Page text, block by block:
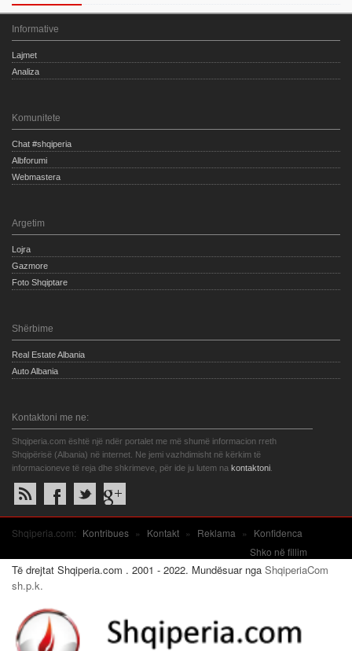
Informative
Lajmet
Analiza
Komunitete
Chat #shqiperia
Albforumi
Webmastera
Argetim
Lojra
Gazmore
Foto Shqiptare
Shërbime
Real Estate Albania
Auto Albania
Kontaktoni me ne:
Shqiperia.com është një ndër portalet me më shumë informacion rreth
Shqipërisë (Albania) në internet. Ne jemi vazhdimisht në kërkim të
informacioneve të reja dhe shkrimeve, për ide ju lutem na kontaktoni.
Shqiperia.com: Kontribues » Kontakt » Reklama »
Konfidenca
Shko në fillim
Të drejtat Shqiperia.com . 2001 - 2022. Mundësuar nga ShqiperiaCom
sh.p.k.